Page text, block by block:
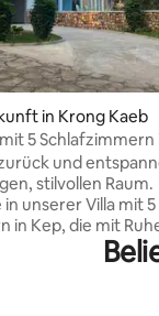
in Krong Kaeb
5 Schlafzimmern
und
stilvollen Raum.
unserer Villa mit
in Kep, die mit
und ein
für Familien,